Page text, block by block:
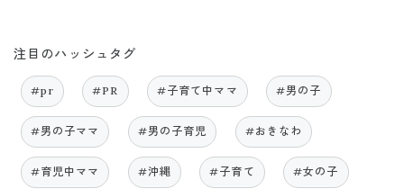
注目のハッシュタグ
#pr #PR #子育て中ママ #男の子
#男の子ママ #男の子育児 #おきなわ
#育児中ママ #沖縄 #子育て #女の子